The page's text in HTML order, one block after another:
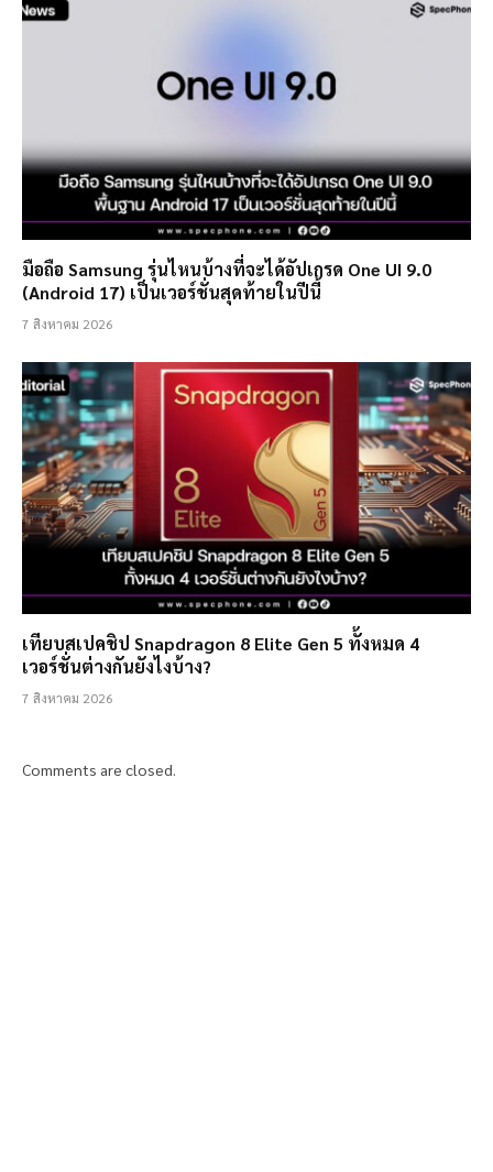
มือถือ Samsung รุ่นไหนบ้างที่จะได้อัปเกรด One UI 9.0
(Android 17) เป็นเวอร์ชั่นสุดท้ายในปีนี้
7 สิงหาคม 2026
เทียบสเปคชิป Snapdragon 8 Elite Gen 5 ทั้งหมด 4
เวอร์ชั่นต่างกันยังไงบ้าง?
7 สิงหาคม 2026
Comments are closed.